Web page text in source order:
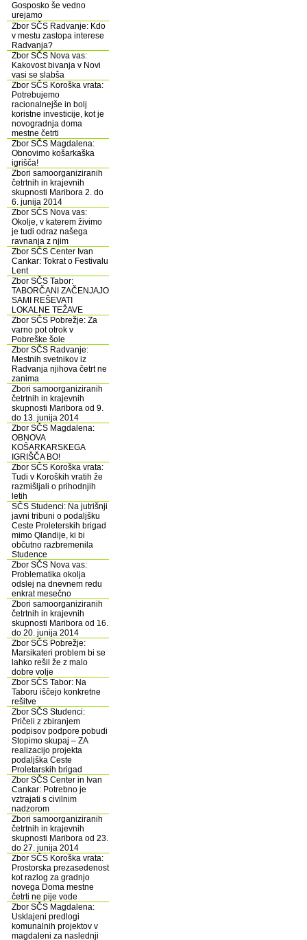
Gosposko še vedno
urejamo
Zbor SČS Radvanje: Kdo
v mestu zastopa interese
Radvanja?
Zbor SČS Nova vas:
Kakovost bivanja v Novi
vasi se slabša
Zbor SČS Koroška vrata:
Potrebujemo
racionalnejše in bolj
koristne investicije, kot je
novogradnja doma
mestne četrti
Zbor SČS Magdalena:
Obnovimo košarkaška
igrišča!
Zbori samoorganiziranih
četrtnih in krajevnih
skupnosti Maribora 2. do
6. junija 2014
Zbor SČS Nova vas:
Okolje, v katerem živimo
je tudi odraz našega
ravnanja z njim
Zbor SČS Center Ivan
Cankar: Tokrat o Festivalu
Lent
Zbor SČS Tabor:
TABORČANI ZAČENJAJO
SAMI REŠEVATI
LOKALNE TEŽAVE
Zbor SČS Pobrežje: Za
varno pot otrok v
Pobreške šole
Zbor SČS Radvanje:
Mestnih svetnikov iz
Radvanja njihova četrt ne
zanima
Zbori samoorganiziranih
četrtnih in krajevnih
skupnosti Maribora od 9.
do 13. junija 2014
Zbor SČS Magdalena:
OBNOVA
KOŠARKARSKEGA
IGRIŠČA BO!
Zbor SČS Koroška vrata:
Tudi v Koroških vratih že
razmišljali o prihodnjih
letih
SČS Studenci: Na jutrišnji
javni tribuni o podaljšku
Ceste Proleterskih brigad
mimo Qlandije, ki bi
občutno razbremenila
Studence
Zbor SČS Nova vas:
Problematika okolja
odslej na dnevnem redu
enkrat mesečno
Zbori samoorganiziranih
četrtnih in krajevnih
skupnosti Maribora od 16.
do 20. junija 2014
Zbor SČS Pobrežje:
Marsikateri problem bi se
lahko rešil že z malo
dobre volje
Zbor SČS Tabor: Na
Taboru iščejo konkretne
rešitve
Zbor SČS Studenci:
Pričeli z zbiranjem
podpisov podpore pobudi
Stopimo skupaj – ZA
realizacijo projekta
podaljška Ceste
Proletarskih brigad
Zbor SČS Center in Ivan
Cankar: Potrebno je
vztrajati s civilnim
nadzorom
Zbori samoorganiziranih
četrtnih in krajevnih
skupnosti Maribora od 23.
do 27. junija 2014
Zbor SČS Koroška vrata:
Prostorska prezasedenost
kot razlog za gradnjo
novega Doma mestne
četrti ne pije vode
Zbor SČS Magdalena:
Usklajeni predlogi
komunalnih projektov v
magdaleni za naslednji